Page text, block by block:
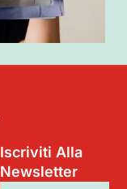
Iscriviti Alla
Newsletter